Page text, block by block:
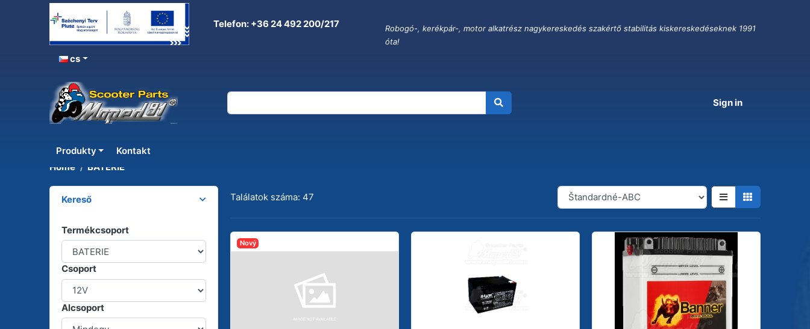
Telefon: +36 24 492 200/217
cs
Robogó-, kerékpár-, motor alkatrész nagykereskedés szakértő stabilitás kiskereskedéseknek 1991
óta!
Sign in
Produkty Kontakt
BATERIE
Home BATERIE
Kereső
Termékcsoport
Csoport
Alcsoport
Találatok száma: 47
Nový